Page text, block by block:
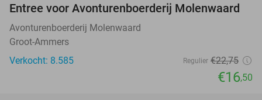
27%
Entree voor Avonturenboerderij Molenwaard
Avonturenboerderij Molenwaard
Groot-Ammers
Verkocht: 8.585
Regulier €22,75
€16,50